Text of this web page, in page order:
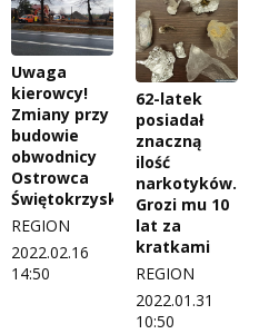
Uwaga
kierowcy!
Zmiany przy
budowie
obwodnicy
Ostrowca
Świętokrzyskiego
REGION
2022.02.16
14:50
62-latek
posiadał
znaczną
ilość
narkotyków.
Grozi mu 10
lat za
kratkami
REGION
2022.01.31
10:50